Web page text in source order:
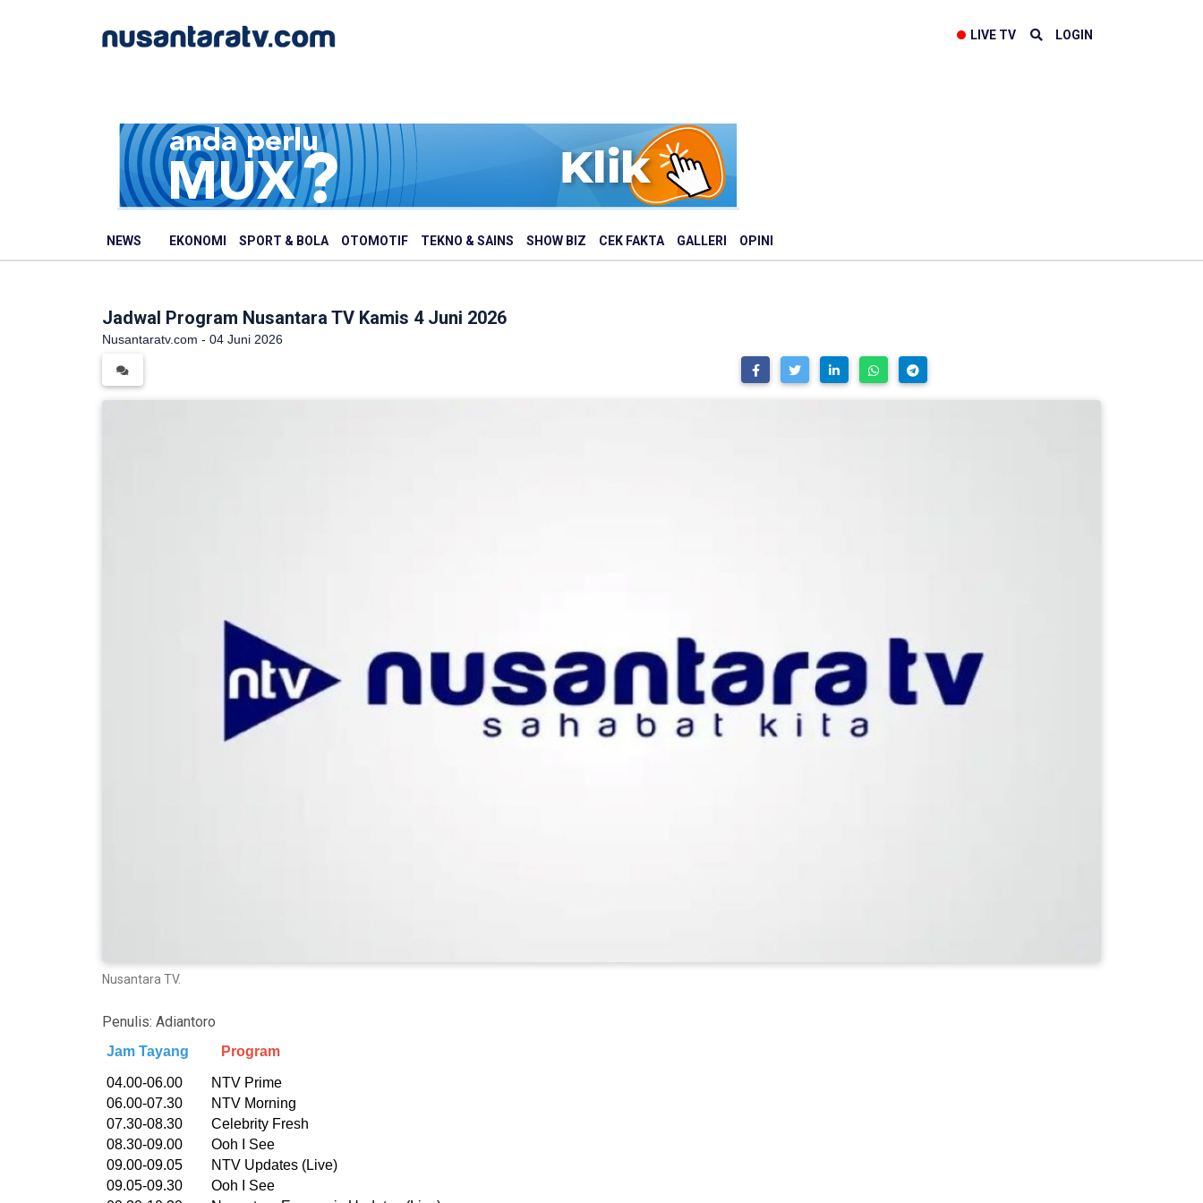
LIVE TV LOGIN
NEWS EKONOMI SPORT & BOLA OTOMOTIF TEKNO & SAINS SHOW BIZ CEK FAKTA GALLERI OPINI
Jadwal Program Nusantara TV Kamis 4 Juni 2026
Nusantaratv.com - 04 Juni 2026
Nusantara TV.
Penulis: Adiantoro
Jam Tayang Program
04.00-06.00 NTV Prime
06.00-07.30 NTV Morning
07.30-08.30 Celebrity Fresh
08.30-09.00 Ooh I See
09.00-09.05 NTV Updates (Live)
09.05-09.30 Ooh I See